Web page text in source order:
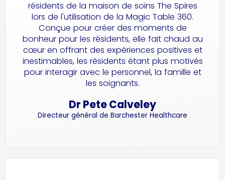
résidents de la maison de soins The Spires
lors de l'utilisation de la Magic Table 360.
Conçue pour créer des moments de
bonheur pour les résidents, elle fait chaud au
cœur en offrant des expériences positives et
inestimables, les résidents étant plus motivés
pour interagir avec le personnel, la famille et
les soignants.
Dr Pete Calveley
Directeur général de Barchester Healthcare